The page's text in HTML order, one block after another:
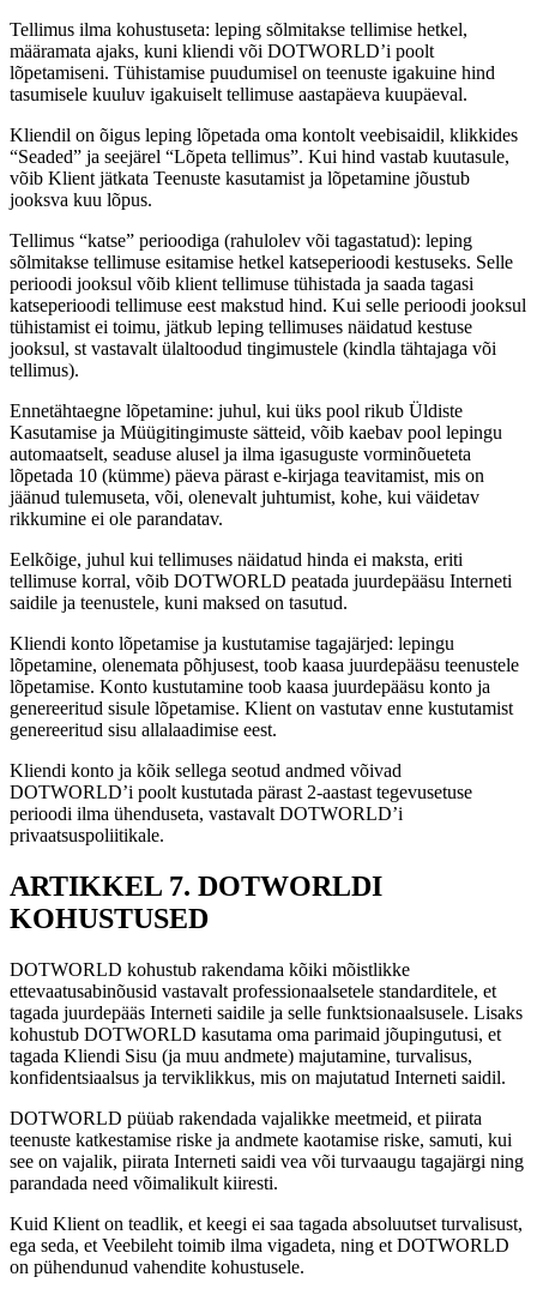
Tellimus ilma kohustuseta: leping sõlmitakse tellimise hetkel,
määramata ajaks, kuni kliendi või DOTWORLD’i poolt
lõpetamiseni. Tühistamise puudumisel on teenuste igakuine hind
tasumisele kuuluv igakuiselt tellimuse aastapäeva kuupäeval.
Kliendil on õigus leping lõpetada oma kontolt veebisaidil, klikkides
“Seaded” ja seejärel “Lõpeta tellimus”. Kui hind vastab kuutasule,
võib Klient jätkata Teenuste kasutamist ja lõpetamine jõustub
jooksva kuu lõpus.
Tellimus “katse” perioodiga (rahulolev või tagastatud): leping
sõlmitakse tellimuse esitamise hetkel katseperioodi kestuseks. Selle
perioodi jooksul võib klient tellimuse tühistada ja saada tagasi
katseperioodi tellimuse eest makstud hind. Kui selle perioodi jooksul
tühistamist ei toimu, jätkub leping tellimuses näidatud kestuse
jooksul, st vastavalt ülaltoodud tingimustele (kindla tähtajaga või
tellimus).
Ennetähtaegne lõpetamine: juhul, kui üks pool rikub Üldiste
Kasutamise ja Müügitingimuste sätteid, võib kaebav pool lepingu
automaatselt, seaduse alusel ja ilma igasuguste vorminõueteta
lõpetada 10 (kümme) päeva pärast e-kirjaga teavitamist, mis on
jäänud tulemuseta, või, olenevalt juhtumist, kohe, kui väidetav
rikkumine ei ole parandatav.
Eelkõige, juhul kui tellimuses näidatud hinda ei maksta, eriti
tellimuse korral, võib DOTWORLD peatada juurdepääsu Interneti
saidile ja teenustele, kuni maksed on tasutud.
Kliendi konto lõpetamise ja kustutamise tagajärjed: lepingu
lõpetamine, olenemata põhjusest, toob kaasa juurdepääsu teenustele
lõpetamise. Konto kustutamine toob kaasa juurdepääsu konto ja
genereeritud sisule lõpetamise. Klient on vastutav enne kustutamist
genereeritud sisu allalaadimise eest.
Kliendi konto ja kõik sellega seotud andmed võivad
DOTWORLD’i poolt kustutada pärast 2-aastast tegevusetuse
perioodi ilma ühenduseta, vastavalt DOTWORLD’i
privaatsuspoliitikale.
ARTIKKEL 7. DOTWORLDI
KOHUSTUSED
DOTWORLD kohustub rakendama kõiki mõistlikke
ettevaatusabinõusid vastavalt professionaalsetele standarditele, et
tagada juurdepääs Interneti saidile ja selle funktsionaalsusele. Lisaks
kohustub DOTWORLD kasutama oma parimaid jõupingutusi, et
tagada Kliendi Sisu (ja muu andmete) majutamine, turvalisus,
konfidentsiaalsus ja terviklikkus, mis on majutatud Interneti saidil.
DOTWORLD püüab rakendada vajalikke meetmeid, et piirata
teenuste katkestamise riske ja andmete kaotamise riske, samuti, kui
see on vajalik, piirata Interneti saidi vea või turvaaugu tagajärgi ning
parandada need võimalikult kiiresti.
Kuid Klient on teadlik, et keegi ei saa tagada absoluutset turvalisust,
ega seda, et Veebileht toimib ilma vigadeta, ning et DOTWORLD
on pühendunud vahendite kohustusele.